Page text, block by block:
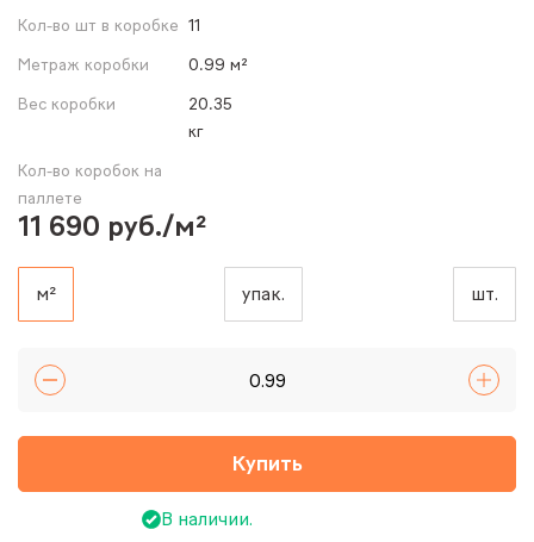
Кол-во шт в коробке 11
Метраж коробки
0.99 м²
Вес коробки
20.35
кг
Кол-во коробок на
паллете
11 690 руб./м²
м² упак. шт.
Купить
В наличии.